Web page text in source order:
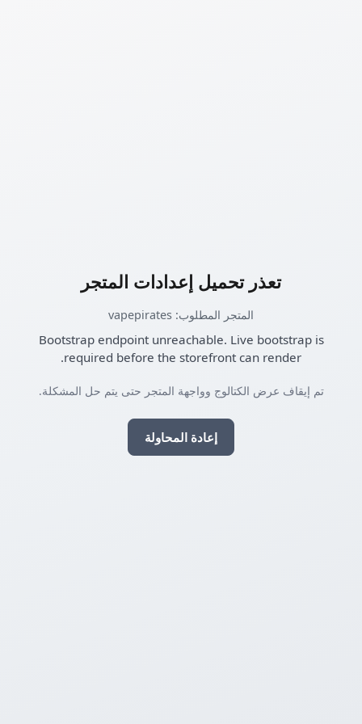
تعذر تحميل إعدادات المتجر
المتجر المطلوب: vapepirates
Bootstrap endpoint unreachable. Live bootstrap is
required before the storefront can render.
تم إيقاف عرض الكتالوج وواجهة المتجر حتى يتم حل المشكلة.
إعادة المحاولة